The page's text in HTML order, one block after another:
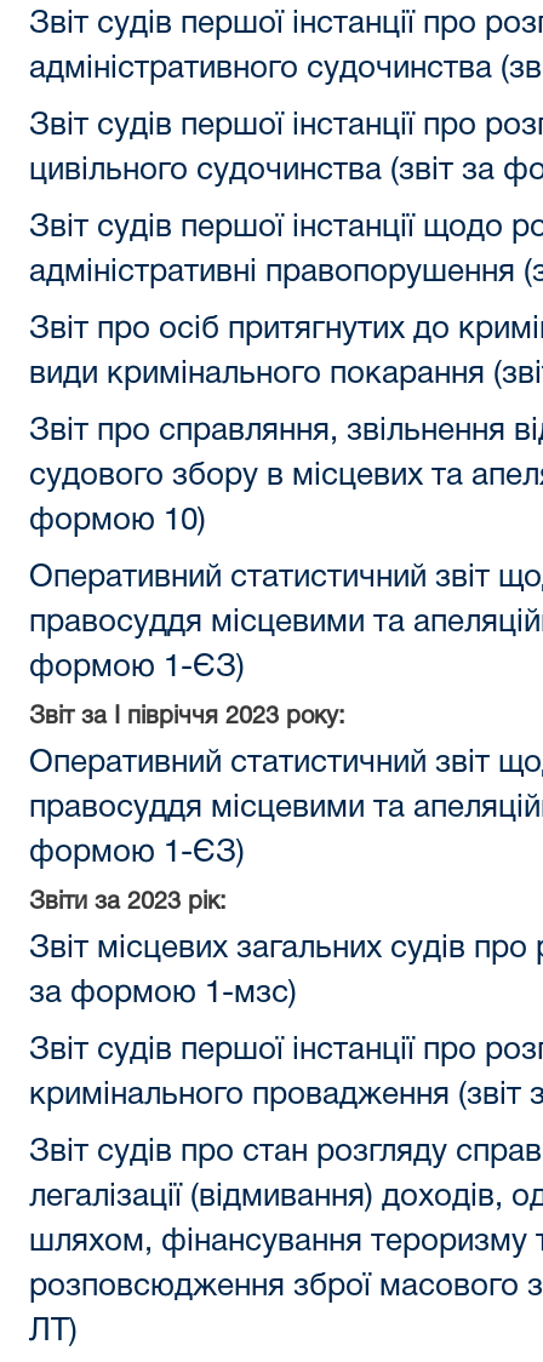
Звіт судів першої інстанції про
адміністративного судочинства
Звіт судів першої інстанції про
цивільного судочинства (звіт за
Звіт судів першої інстанції щодо
адміністративні правопорушення
Звіт про осіб притягнутих до
види кримінального покарання
Звіт про справляння, звільнення
судового збору в місцевих та
формою 10)
Оперативний статистичний звіт
правосуддя місцевими та
формою 1-ЄЗ)
Звіт за I півріччя 2023 року:
Оперативний статистичний звіт
правосуддя місцевими та
формою 1-ЄЗ)
Звіти за 2023 рік:
Звіт місцевих загальних судів
за формою 1-мзс)
Звіт судів першої інстанції про
кримінального провадження
Звіт судів про стан розгляду
легалізації (відмивання) доходів,
шляхом, фінансування тероризму
розповсюдження зброї масового
ЛТ)